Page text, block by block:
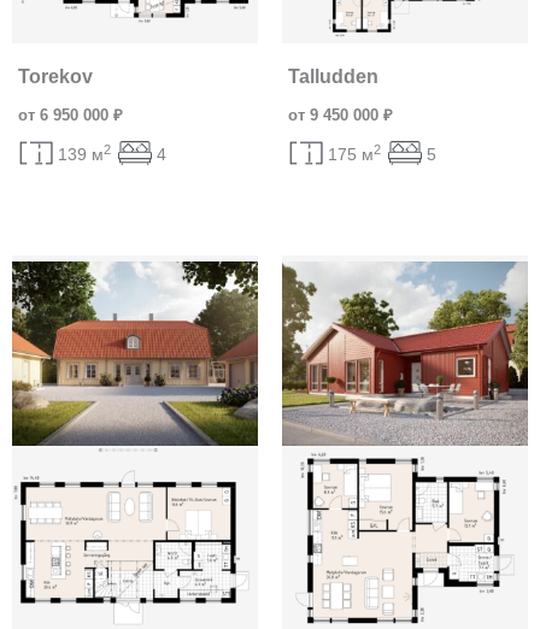
Torekov
от 6 950 000 ₽
139 м2 4
Talludden
от 9 450 000 ₽
175 м2 5